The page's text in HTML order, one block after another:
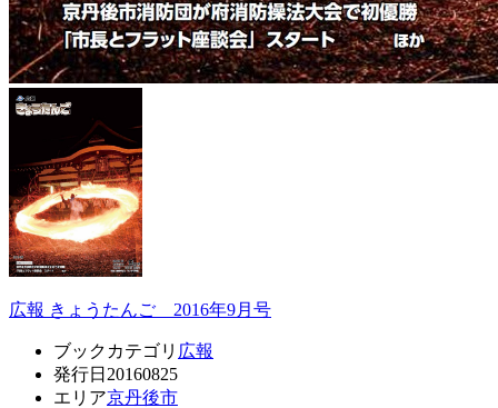
広報 きょうたんご 2016年9月号
ブックカテゴリ 広報
発行日 20160825
エリア京丹後市